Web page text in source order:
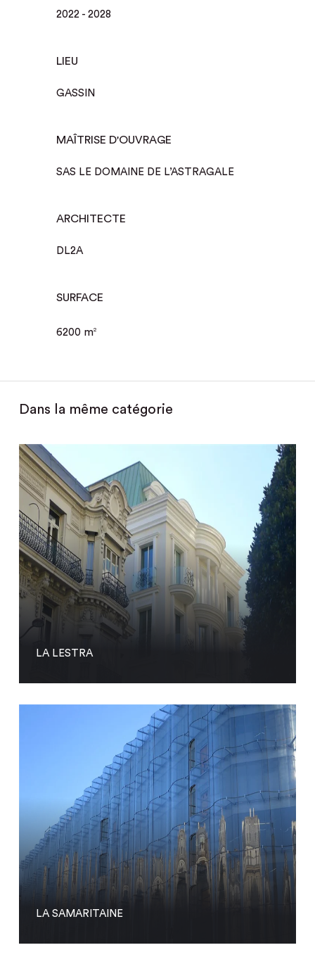
2022 - 2028
LIEU
GASSIN
MAÎTRISE D'OUVRAGE
SAS LE DOMAINE DE L’ASTRAGALE
ARCHITECTE
DL2A
SURFACE
6200 m2
Dans la même catégorie
LA LESTRA
LA SAMARITAINE